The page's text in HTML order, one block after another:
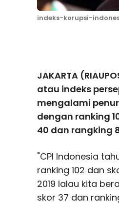
indeks-korupsi-
JAKARTA
atau indeks
mengalami
dengan ranking
40 dan rangking
"CPI Indonesia
ranking 102 dan
2019 lalau kita
skor 37 dan